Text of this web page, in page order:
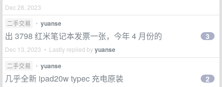
Dec 28, 2023
二手交易
• yuanse
出 3798 红米笔记本发票一张，今年 4 月份的
Dec 13, 2023 • Lastly replied byyuanse
3
二手交易 • yuanse
几乎全新 ipad20w typec 充电原装 2